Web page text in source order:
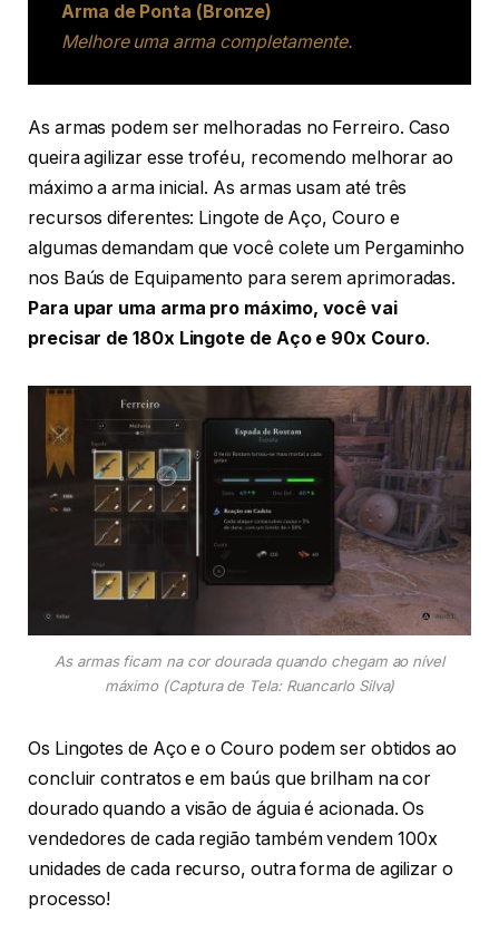
Arma de Ponta (Bronze)
Melhore uma arma completamente.
As armas podem ser melhoradas no Ferreiro. Caso
queira agilizar esse troféu, recomendo melhorar ao
máximo a arma inicial. As armas usam até três
recursos diferentes: Lingote de Aço, Couro e
algumas demandam que você colete um Pergaminho
nos Baús de Equipamento para serem aprimoradas.
Para upar uma arma pro máximo, você vai
precisar de 180x Lingote de Aço e 90x Couro.
As armas ficam na cor dourada quando chegam ao nível
máximo (Captura de Tela: Ruancarlo Silva)
Os Lingotes de Aço e o Couro podem ser obtidos ao
concluir contratos e em baús que brilham na cor
dourado quando a visão de águia é acionada. Os
vendedores de cada região também vendem 100x
unidades de cada recurso, outra forma de agilizar o
processo!